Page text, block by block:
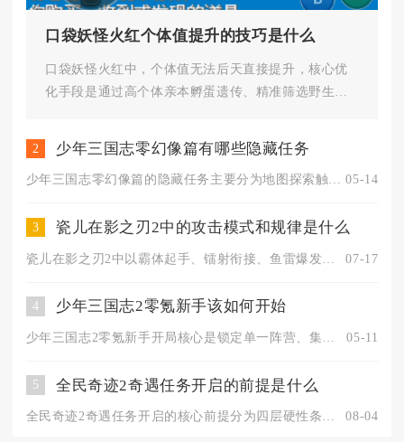
口袋妖怪火红个体值提升的技巧是什么
口袋妖怪火红中，个体值无法后天直接提升，核心优
化手段是通过高个体亲本孵蛋遗传、精准筛选野生高
2 少年三国志零幻像篇有哪些隐藏任务
少年三国志零幻像篇的隐藏任务主要分为地图探索触发、特殊对话解... 05-14
3 瓷儿在影之刃2中的攻击模式和规律是什么
07-17
4 少年三国志2零氪新手该如何开始
05-11
5 全民奇迹2奇遇任务开启的前提是什么
08-04